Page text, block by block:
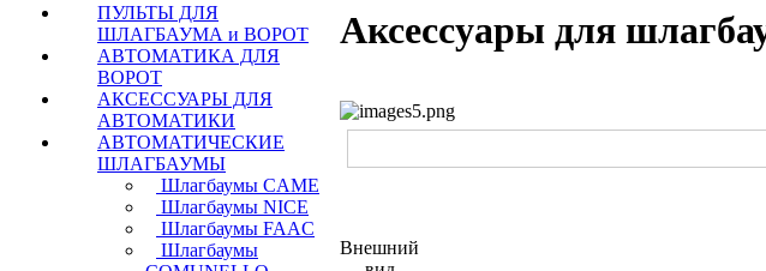
ПУЛЬТЫ ДЛЯ
ШЛАГБАУМА и ВОРОТ
АВТОМАТИКА ДЛЯ
ВОРОТ
АКСЕССУАРЫ ДЛЯ
АВТОМАТИКИ
АВТОМАТИЧЕСКИЕ
ШЛАГБАУМЫ
Шлагбаумы CAME
Шлагбаумы NICE
Шлагбаумы FAAC
Шлагбаумы
Аксессуары для
Внешний